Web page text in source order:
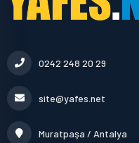
0242 248 20 29
site@yafes.net
Muratpaşa / Antalya